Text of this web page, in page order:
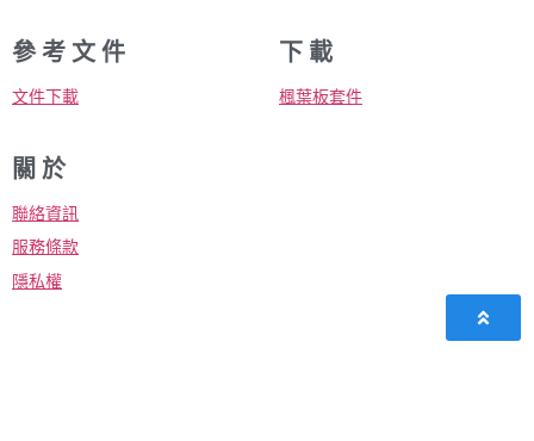
參 考 文 件
文件下載
下 載
楓葉板套件
關 於
聯絡資訊
服務條款
隱私權